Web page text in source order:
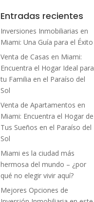
Entradas recientes
Inversiones Inmobiliarias en
Miami: Una Guía para el Éxito
Venta de Casas en Miami:
Encuentra el Hogar Ideal para
tu Familia en el Paraíso del
Sol
Venta de Apartamentos en
Miami: Encuentra el Hogar de
Tus Sueños en el Paraíso del
Sol
Miami es la ciudad más
hermosa del mundo – ¿por
qué no elegir vivir aquí?
Mejores Opciones de